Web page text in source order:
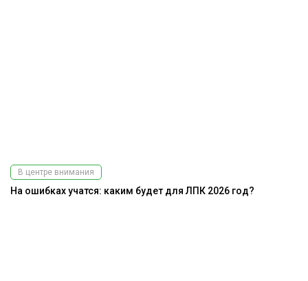
В центре внимания
На ошибках учатся: каким будет для ЛПК 2026 год?